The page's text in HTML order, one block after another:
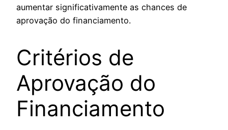
aumentar significativamente as chances de
aprovação do financiamento.
Critérios de
Aprovação do
Financiamento